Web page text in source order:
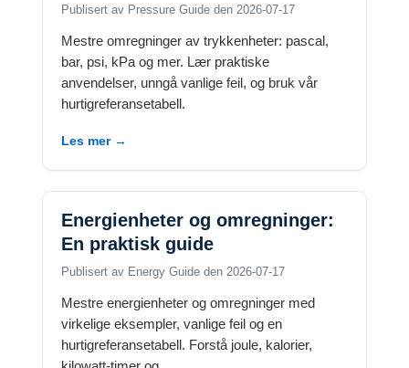
Publisert av Pressure Guide den 2026-07-17
Mestre omregninger av trykkenheter: pascal,
bar, psi, kPa og mer. Lær praktiske
anvendelser, unngå vanlige feil, og bruk vår
hurtigreferansetabell.
Les mer →
Energienheter og omregninger:
En praktisk guide
Publisert av Energy Guide den 2026-07-17
Mestre energienheter og omregninger med
virkelige eksempler, vanlige feil og en
hurtigreferansetabell. Forstå joule, kalorier,